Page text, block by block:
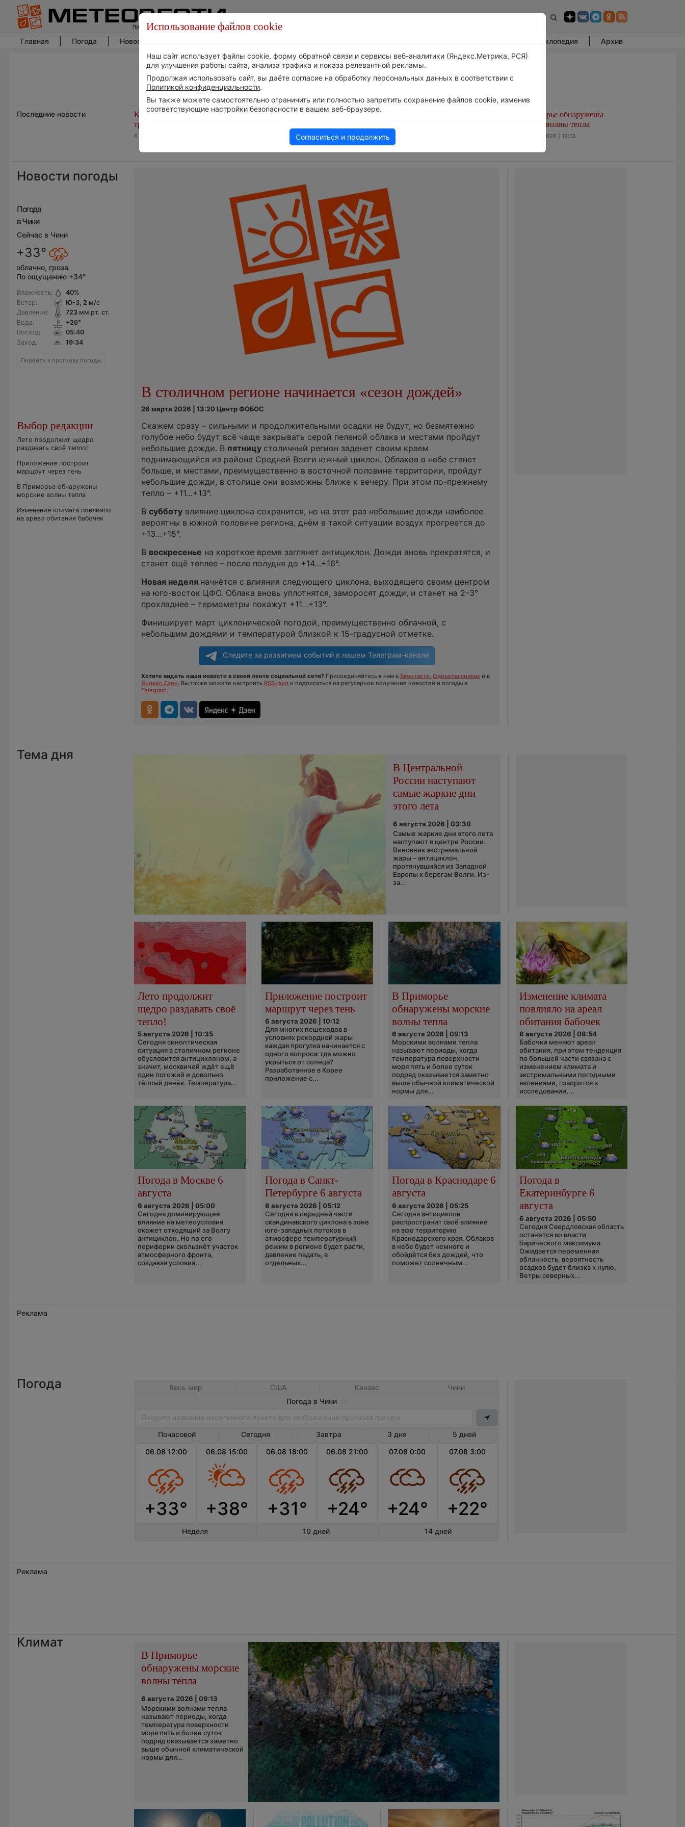
Главная Погода Новости погоды Энциклопедия Архив
Последние новости
Космическая погода влияет на
транспорт
6 августа 2026 | 15:13
Следите за развитием
событий в нашем
Телеграм-канале
В Приморье обнаружены
морские волны тепла
6 августа 2026 | 12:13
Новости погоды
Погода
в Чини
Сейчас в Чини
+33°
облачно, гроза
По ощущению +34°
Влажность:
Ветер:
Давление:
Вода:
Восход:
Заход:
40%
Ю-З, 2 м/с
723мм рт. ст.
+26°
05:40
19:34
Перейти к прогнозу погоды
Выбор редакции
Лето продолжит щедро
раздавать своё тепло!
Приложение построит
маршрут через тень
В Приморье обнаружены
морские волны тепла
Изменение климата повлияло
на ареал обитания бабочек
В столичном регионе начинается «сезон дождей»
26 марта 2026 | 13:20 Центр ФОБОС
Скажем сразу – сильными и продолжительными осадки не будут, но безмятежно
голубое небо будут всё чаще закрывать серой пеленой облака и местами пройдут
небольшие дожди. В пятницу столичный регион заденет своим краем
поднимающийся из района Средней Волги южный циклон. Облаков в небе станет
больше, и местами, преимущественно в восточной половине территории, пройдут
небольшие дожди, в столице они возможны ближе к вечеру. При этом по-прежнему
тепло – +11…+13°.
В субботувлияние циклона сохранится, но на этот раз небольшие дожди наиболее
вероятны в южной половине региона, днём в такой ситуации воздух прогреется до
+13…+15°.
В воскресенье на короткое время заглянет антициклон. Дожди вновь прекратятся, и
станет ещё теплее – после полудня до +14…+16°.
Новая неделя начнётся с влияния следующего циклона, выходящего своим центром
на юго-восток ЦФО. Облака вновь уплотнятся, заморосят дожди, и станет на 2–3°
прохладнее – термометры покажут +11…+13°.
Финиширует март циклонической погодой, преимущественно облачной, с
небольшим дождями и температурой близкой к 15-градусной отметке.
Следите за развитием событий в нашем Телеграм-канале
Хотите видеть наши новости в своей ленте социальной сети?Присоединяйтесь к нам в Вконтакте, Одноклассникахи в
Яндекс.Дзен. Вы также можете настроить RSS-фиди подписаться на регулярное получение новостей и погоды в
Telegram.
Тема дня
В Центральной
России наступают
самые жаркие дни
этого лета
6 августа 2026 | 03:30
Самые жаркие дни этого лета
наступают в центре России.
Виновник экстремальной
жары – антициклон,
протянувшийся из Западной
Европы к берегам Волги. Из-
за...
Лето продолжит
щедро раздавать своё
тепло!
5 августа 2026 | 10:35
Сегодня синоптическая
ситуация в столичном регионе
обусловится антициклоном, а
значит, москвичей ждёт ещё
один погожий и довольно
тёплый денёк. Температура...
Приложение построит
маршрут через тень
6 августа 2026 | 10:12
Для многих пешеходов в
условиях рекордной жары
каждая прогулка начинается с
одного вопроса: где можно
укрыться от солнца?
Разработанное в Корее
приложение с...
В Приморье
обнаружены морские
волны тепла
6 августа 2026 | 09:13
Морскими волнами тепла
называют периоды, когда
температура поверхности
моря пять и более суток
подряд оказывается заметно
выше обычной климатической
нормы для...
Изменение климата
повлияло на ареал
обитания бабочек
6 августа 2026 | 08:54
Бабочки меняют ареал
обитания, при этом тенденция
по большей части связана с
изменением климата и
экстремальными погодными
явлениями, говорится в
исследовании,...
Погода в Москве 6
августа
6 августа 2026 | 05:00
Сегодня доминирующее
влияние на метеоусловия
окажет отходящий за Волгу
антициклон. Но по его
периферии скользнёт участок
атмосферного фронта,
создавая условия...
Погода в Санкт-
Петербурге 6 августа
6 августа 2026 | 05:12
Сегодня в передней части
скандинавского циклона в зоне
юго-западных потоков в
атмосфере температурный
режим в регионе будет расти,
давление падать, в
отдельных...
Погода в Краснодаре 6
августа
6 августа 2026 | 05:25
Сегодня антициклон
распространит своё влияние
на всю территорию
Краснодарского края. Облаков
в небе будет немного и
обойдётся без дождей, что
поможет солнечным...
Погода в
Екатеринбурге 6
августа
6 августа 2026 | 05:50
Сегодня Свердловская область
останется во власти
барического максимума.
Ожидается переменная
облачность, вероятность
осадков будет близка к нулю.
Ветры северных...
Реклама
Погода Весь мир США Канзас
Чини
Погода в Чини
Почасовой Сегодня Завтра 3 дня
5 дней
06.08 12:00
+33°
06.08 15:00
+38°
06.08 18:00
+31°
06.08 21:00
+24°
07.08 0:00
+24°
07.08 3:00
+22°
Неделя 10 дней 14 дней
Реклама
Климат
В Приморье
обнаружены морские
волны тепла
6 августа 2026 | 09:13
Морскими волнами тепла
называют периоды, когда
температура поверхности
моря пять и более суток
подряд оказывается заметно
выше обычной климатической
нормы для...
Использование файлов cookie
Наш сайт использует файлы cookie, форму обратной связи и сервисы веб-аналитики (Яндекс.Метрика, РСЯ)
для улучшения работы сайта, анализа трафика и показа релевантной рекламы.
Продолжая использовать сайт, вы даёте согласие на обработку персональных данных в соответствии с
Политикой конфиденциальности.
Вы также можете самостоятельно ограничить или полностью запретить сохранение файлов cookie, изменив
соответствующие настройки безопасности в вашем веб-браузере.
Согласиться и продолжить